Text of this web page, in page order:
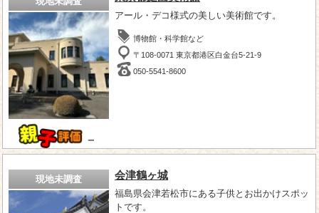
－
アール・デコ様式の美しい美術館です。
博物館・科学館など
〒108-0071 東京都港区白金台5-21-9
050-5541-8600
現地未調査 会津鶴ヶ城
福島県会津若松市にある子供とお出かけスポッ
トです。